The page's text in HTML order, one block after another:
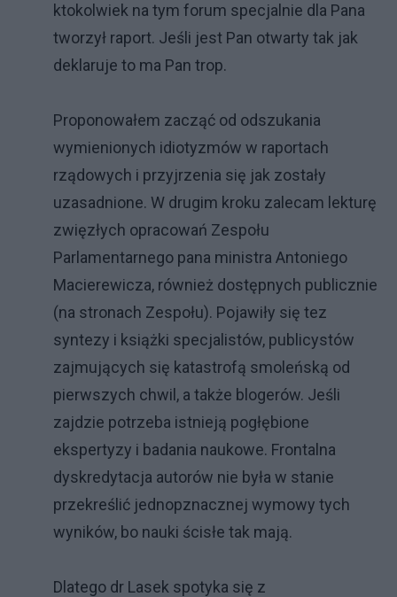
ktokolwiek na tym forum specjalnie dla Pana
tworzył raport. Jeśli jest Pan otwarty tak jak
deklaruje to ma Pan trop.
Proponowałem zacząć od odszukania
wymienionych idiotyzmów w raportach
rządowych i przyjrzenia się jak zostały
uzasadnione. W drugim kroku zalecam lekturę
zwięzłych opracowań Zespołu
Parlamentarnego pana ministra Antoniego
Macierewicza, również dostępnych publicznie
(na stronach Zespołu). Pojawiły się tez
syntezy i książki specjalistów, publicystów
zajmujących się katastrofą smoleńską od
pierwszych chwil, a także blogerów. Jeśli
zajdzie potrzeba istnieją pogłębione
ekspertyzy i badania naukowe. Frontalna
dyskredytacja autorów nie była w stanie
przekreślić jednopznacznej wymowy tych
wyników, bo nauki ścisłe tak mają.
Dlatego dr Lasek spotyka się z